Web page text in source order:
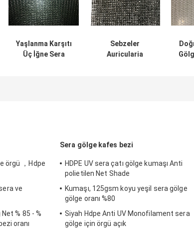
Yaşlanma Karşıtı
Üç İğne Sera
Sebzeler
Auricularia
örgü ，Hdpe
ve
% 85 - %
oranı
Sera gölge kafes bezi
HDPE UV sera çatı gölge kumaşı Anti
polietilen Net Shade
Kumaşı, 125gsm koyu yeşil sera gölge
gölge oranı %80
Siyah Hdpe Anti UV Monofilament sera
gölge için örgü açık